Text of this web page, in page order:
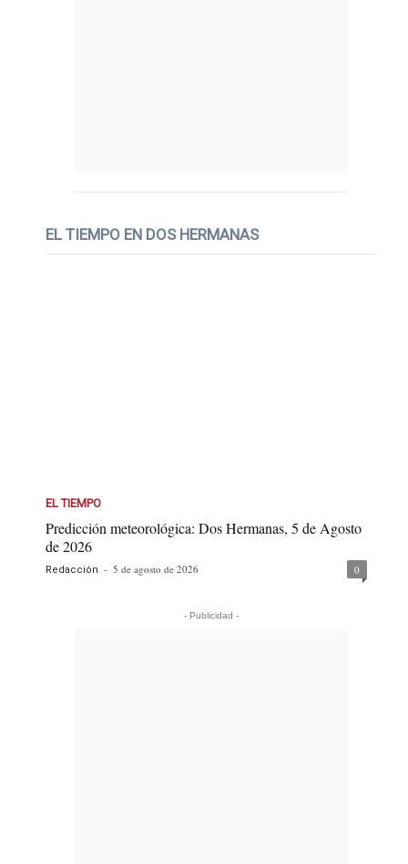
EL TIEMPO EN DOS HERMANAS
EL TIEMPO
Predicción meteorológica: Dos Hermanas, 5 de Agosto
de 2026
Redacción - 5 de agosto de 2026 0
- Publicidad -